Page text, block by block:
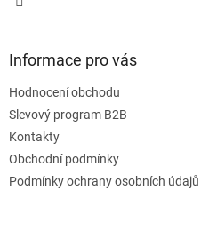
Informace pro vás
Hodnocení obchodu
Slevový program B2B
Kontakty
Obchodní podmínky
Podmínky ochrany osobních údajů